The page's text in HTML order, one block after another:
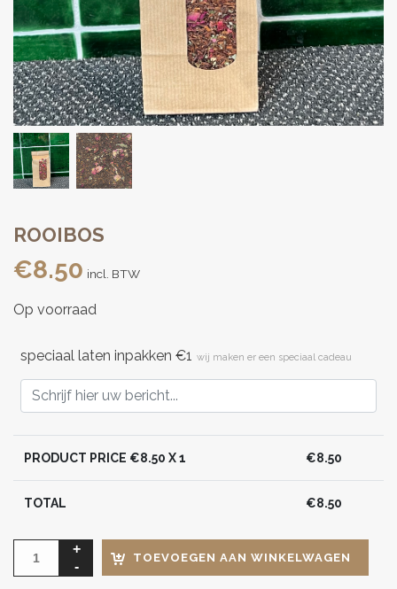
ROOIBOS
€8.50 incl. BTW
Op voorraad
speciaal laten inpakken €1 wij maken er een speciaal cadeau
PRODUCT PRICE €8.50 X 1 €8.50
TOTAL €8.50
TOEVOEGEN AAN WINKELWAGEN